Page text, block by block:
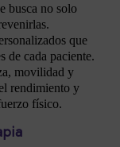
busca no solo
que
de cada paciente.
movilidad y
rendimiento y
físico.